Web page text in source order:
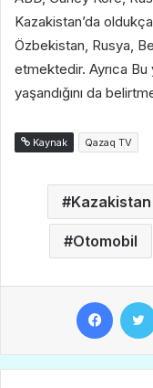
Kazakistan’da
Özbekistan, Rusya,
etmektedir. Ayrıca Bu
yaşandığını da
Kaynak Qazaq TV
Kazakistan
Otomobil